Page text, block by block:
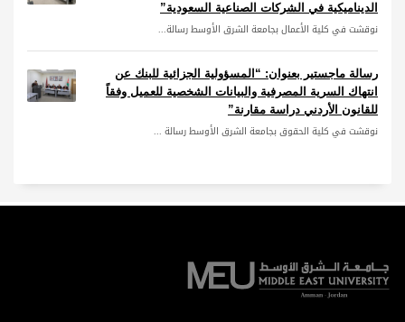
الديناميكية في الشركات الصناعية السعودية”
نوقشت في كلية الأعمال بجامعة الشرق الأوسط رسالة...
رسالة ماجستير بعنوان: “المسؤولية الجزائية للبنك عن
انتهاك السرية المصرفية والبيانات الشخصية للعميل وفقاً
للقانون الأردني دراسة مقارنة”
نوقشت في كلية الحقوق بجامعة الشرق الأوسط رسالة ...